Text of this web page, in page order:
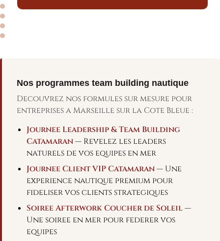
Nos programmes team building nautique
Decouvrez nos formules sur mesure pour
entreprises a Marseille sur la Cote Bleue :
Journee Leadership & Team Building
Catamaran— Revelez les leaders
naturels de vos equipes en mer
Journee Client VIP Catamaran— Une
experience nautique premium pour
fideliser vos clients strategiques
Soiree Afterwork Coucher de Soleil—
Une soiree en mer pour federer vos
equipes